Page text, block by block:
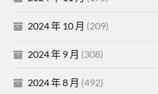
2024 年 10 月 (209)
2024 年 9 月 (308)
2024 年 8 月 (492)